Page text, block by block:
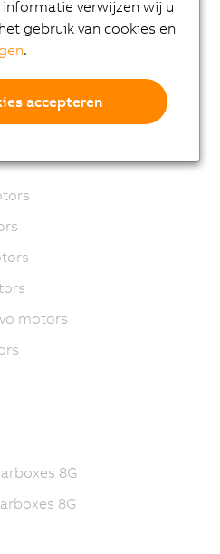
motors
8G
8G
verwijzen wij u
gebruik van cookies en
.
accepteren